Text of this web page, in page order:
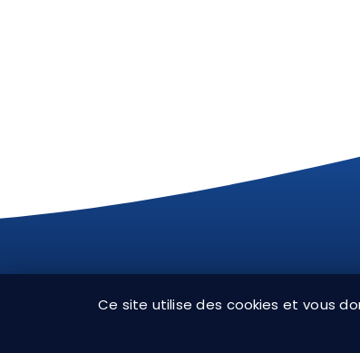
Ce site utilise des cookies et vous